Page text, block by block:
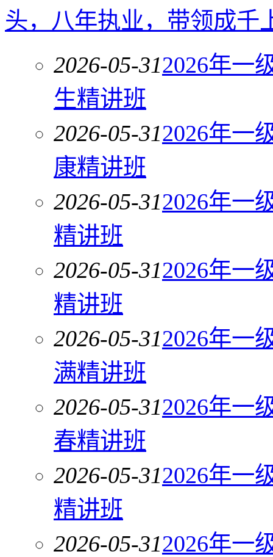
头，八年执业，带领成千
2026-05-312026年一
生精讲班
2026-05-312026年一
康精讲班
2026-05-312026年一
精讲班
2026-05-312026年一
精讲班
2026-05-312026年一
满精讲班
2026-05-312026年一
春精讲班
2026-05-312026年一
精讲班
2026-05-312026年一